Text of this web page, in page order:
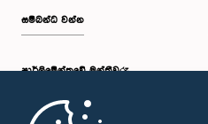
සම්බන්ධ වන්න
පාර්ලි‌මේන්තුවේ මන්ත්‍රීවරු
මුල් පිටුව